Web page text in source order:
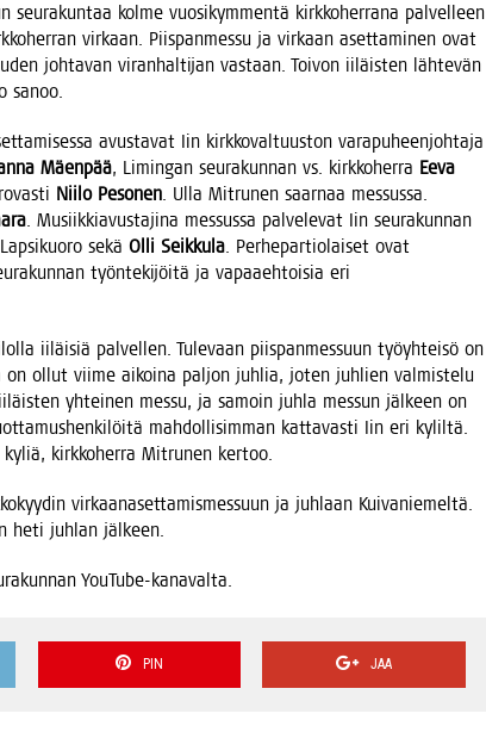
seu­ra­kun­taa kol­me vuo­si­kym­men­tä kirk­ko­her­ra­na pal­vel­leen
vir­kaan. Piis­pan­mes­su ja vir­kaan aset­ta­mi­nen ovat
joh­ta­van viran­hal­ti­jan vas­taan. Toi­von iiläis­ten läh­te­vän
sanoo.
avus­ta­vat Iin kirk­ko­val­tuus­ton vara­pu­heen­joh­ta­ja
Mäen­pää, Limin­gan seu­ra­kun­nan vs. kirk­ko­her­ra Eeva
Nii­lo Peso­nen . Ulla Mit­ru­nen saar­naa mes­sus­sa.
. Musiik­kia­vus­ta­ji­na mes­sus­sa pal­ve­le­vat Iin seu­ra­kun­nan
sekä Olli Seik­ku­la . Per­he­par­tio­lai­set ovat
työn­te­ki­jöi­tä ja vapaa­eh­toi­sia eri
iiläi­siä pal­vel­len. Tule­vaan piis­pan­mes­suun työyh­tei­sö on
on ollut vii­me aikoi­na pal­jon juh­lia, joten juh­lien val­mis­te­lu
yhtei­nen mes­su, ja samoin juh­la mes­sun jäl­keen on
mah­dol­li­sim­man kat­ta­vas­ti Iin eri kylil­tä.
kirk­ko­her­ra Mit­ru­nen kertoo.
vir­kaa­na­set­ta­mis­mes­suun ja juh­laan Kui­va­nie­mel­tä.
heti juh­lan jälkeen.
YouTube-kanavalta.
PIN JAA